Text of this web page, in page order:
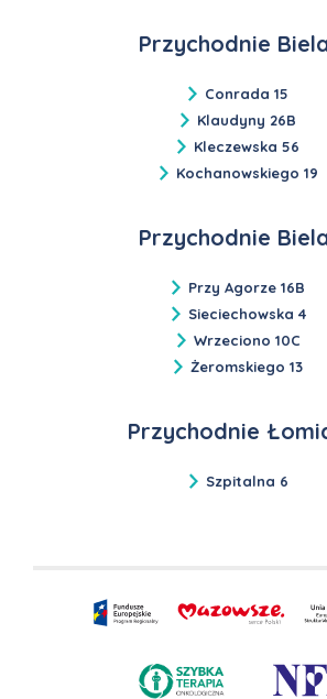
Przychodnie
Conrada 15
Klaudyny 26B
Kleczewska 56
Kochanowskiego 19
Przychodnie
Przy Agorze 16B
Sieciechowska 4
Wrzeciono 10C
Żeromskiego 13
Przychodnie
Szpitalna 6